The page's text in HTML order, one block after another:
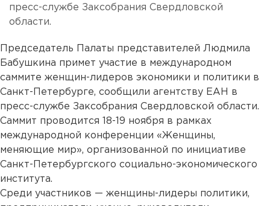
пресс-службе Заксобрания Свердловской
области.
Председатель Палаты представителей Людмила
Бабушкина примет участие в международном
саммите женщин-лидеров экономики и политики в
Санкт-Петербурге, сообщили агентству ЕАН в
пресс-службе Заксобрания Свердловской области.
Саммит проводится 18-19 ноября в рамках
международной конференции «Женщины,
меняющие мир», организованной по инициативе
Санкт-Петербургского социально-экономического
института.
Среди участников — женщины-лидеры политики,